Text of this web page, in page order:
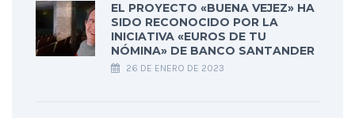
EL PROYECTO «BUENA VEJEZ» HA
SIDO RECONOCIDO POR LA
INICIATIVA «EUROS DE TU
NÓMINA» DE BANCO SANTANDER
26 DE ENERO DE 2023